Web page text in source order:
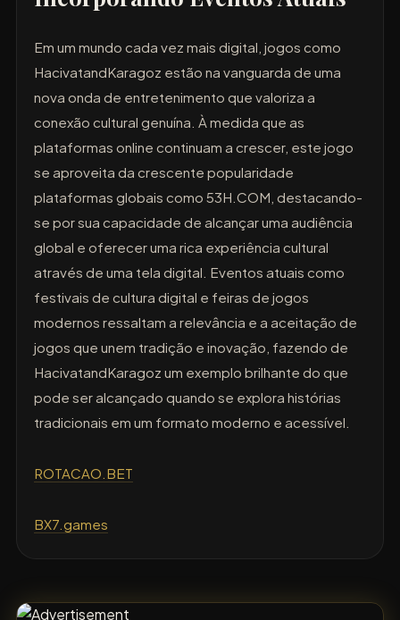
Em um mundo cada vez mais digital, jogos como
HacivatandKaragoz estão na vanguarda de uma
nova onda de entretenimento que valoriza a
conexão cultural genuína. À medida que as
plataformas online continuam a crescer, este jogo
se aproveita da crescente popularidade
plataformas globais como 53H.COM, destacando-
se por sua capacidade de alcançar uma audiência
global e oferecer uma rica experiência cultural
através de uma tela digital. Eventos atuais como
festivais de cultura digital e feiras de jogos
modernos ressaltam a relevância e a aceitação de
jogos que unem tradição e inovação, fazendo de
HacivatandKaragoz um exemplo brilhante do que
pode ser alcançado quando se explora histórias
tradicionais em um formato moderno e acessível.
ROTACAO.BET
BX7.games